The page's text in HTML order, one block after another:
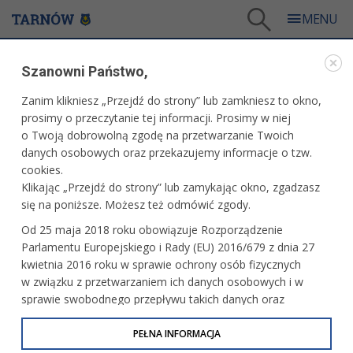
Konsultacje społeczne - planowanie przestrzenne
WARTO PRZECZYTAĆ
OGŁOSZENIE PREZYDENTA MIASTA TARNOWA
26.03.2026, 10:56 Redakcja tarnow.pl
o rozpoczęciu konsultacji społecznych projektu zmiany
miejscowego planu zagospodarowania przestrzennego
w obszarze miasta Tarnowa w rejonie ul. Tuchowskiej, linii
kolejowej nr 96 Tarnów-Leluchów oraz drogi krajowej nr
94, z zastosowaniem postępowania uproszczonego
Na podstawie art. 27b ust. 4 pkt 4 lit. d ustawy z dnia 27
marca 2003 r. o planowaniu i zagospodarowaniu
Szanowni Państwo,
Zanim klikniesz „Przejdź do strony” lub zamkniesz to okno,
prosimy o przeczytanie tej informacji. Prosimy w niej
o Twoją dobrowolną zgodę na przetwarzanie Twoich
danych osobowych oraz przekazujemy informacje o tzw.
cookies.
Klikając „Przejdź do strony” lub zamykając okno, zgadzasz
się na poniższe. Możesz też odmówić zgody.
Od 25 maja 2018 roku obowiązuje Rozporządzenie
Parlamentu Europejskiego i Rady (EU) 2016/679 z dnia 27
kwietnia 2016 roku w sprawie ochrony osób fizycznych
w związku z przetwarzaniem ich danych osobowych i w
sprawie swobodnego przepływu takich danych oraz
uchylenia dyrektywy 95/46/WE (określane jako RODO, GDPR
lub Ogólne Rozporządzenie o Ochronie Danych
PEŁNA INFORMACJA